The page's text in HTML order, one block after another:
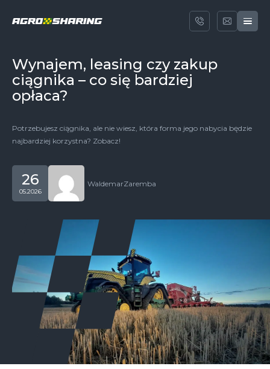
Wynajem, leasing czy zakup
ciągnika – co się bardziej
opłaca?
Potrzebujesz ciągnika, ale nie wiesz, która forma jego nabycia będzie
najbardziej korzystna? Zobacz!
26
05.2026
WaldemarZaremba